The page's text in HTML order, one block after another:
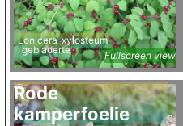
Lonicera_xylosteum
gebladerte
Fullscreen view
Rode
kamperfoelie